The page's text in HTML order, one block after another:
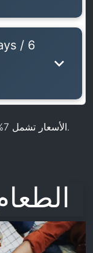
/ 6
الأسعار تشمل 7% ضريبة القيمة المضافة. عرضة للتغيير.